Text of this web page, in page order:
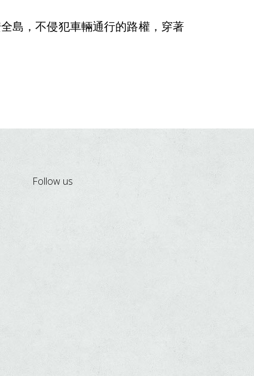
島，不侵犯車輛通行的路權，穿著
Follow us